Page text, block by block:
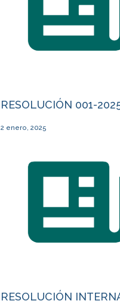
RESOLUCIÓN 001-
2 enero, 2025
RESOLUCIÓN